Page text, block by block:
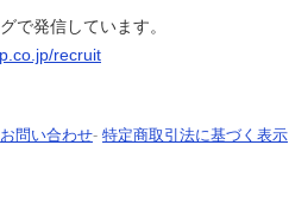
で発信しています。
recruit
お問い合わせ- 特定商取引法に基づく表示